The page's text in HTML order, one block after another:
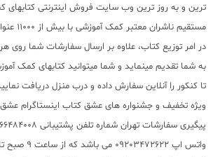
ترین و به روز ترین وب سایت فروش اینترنتی کتابهای
در امر توزیع کتاب، علاوه بر ارسال سفارشات شما روی
به شما تقدیم مینماید و شما میتوانید کتابهای کمک
تا کنکور را آنلاین سفارش داده و درب منزل دریافت
ویژه تخفیف و جشنواره های عشق کتاب اینستاگرام عشق